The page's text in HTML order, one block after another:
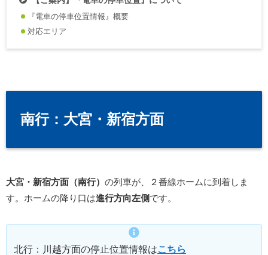
『電車の停車位置情報』概要
対応エリア
南行：大宮・新宿方面
大宮・新宿方面（南行） の列車が、２番線ホームに到着しま
す。ホームの降り口は進行方向左側です。
北行：川越方面の停止位置情報はこちら